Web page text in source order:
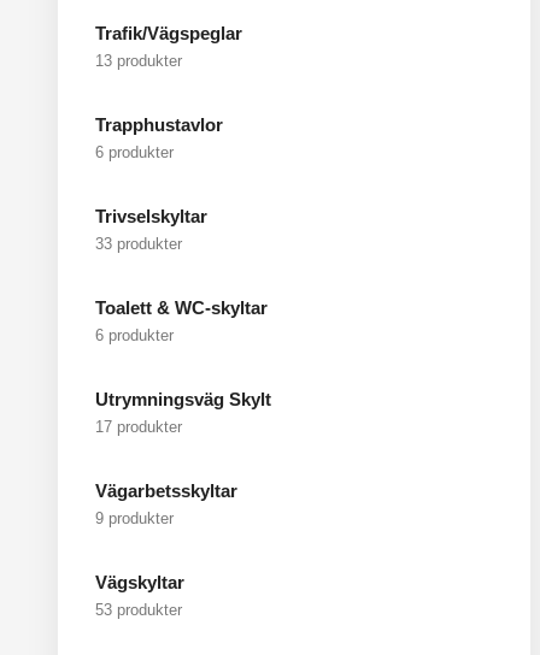
Trafik/Vägspeglar
13 produkter
Trapphustavlor
6 produkter
Trivselskyltar
33 produkter
Toalett & WC-skyltar
6 produkter
Utrymningsväg Skylt
17 produkter
Vägarbetsskyltar
9 produkter
Vägskyltar
53 produkter